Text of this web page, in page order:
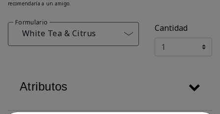
recomendaría a un amigo.
Formulario
White Tea & Citrus Cantidad
Atributos